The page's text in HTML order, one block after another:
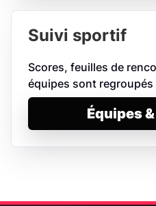
Suivi sportif
Scores, feuilles de
équipes sont regroupés
Équipes